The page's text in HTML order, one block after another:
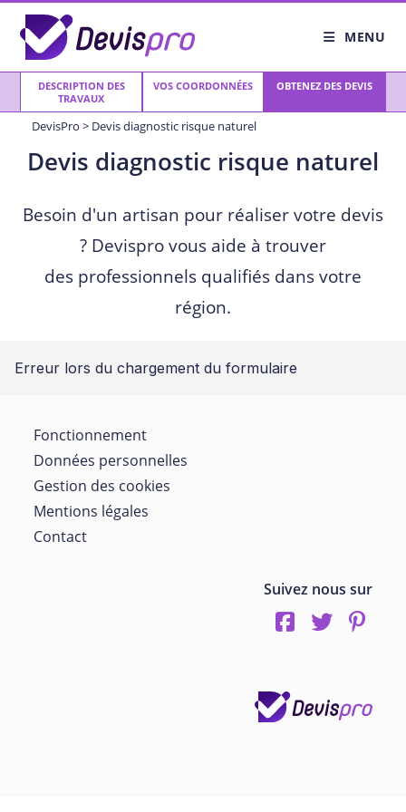
content
MENU
DESCRIPTION DES
TRAVAUX
VOS COORDONNÉES OBTENEZ DES DEVIS
DevisPro > Devis diagnostic risque naturel
Devis diagnostic risque naturel
Besoin d'un artisan pour réaliser votre devis
? Devispro vous aide à trouver
des professionnels qualifiés dans votre
région.
Erreur lors du chargement du formulaire
Fonctionnement
Données personnelles
Gestion des cookies
Mentions légales
Contact
Suivez nous sur